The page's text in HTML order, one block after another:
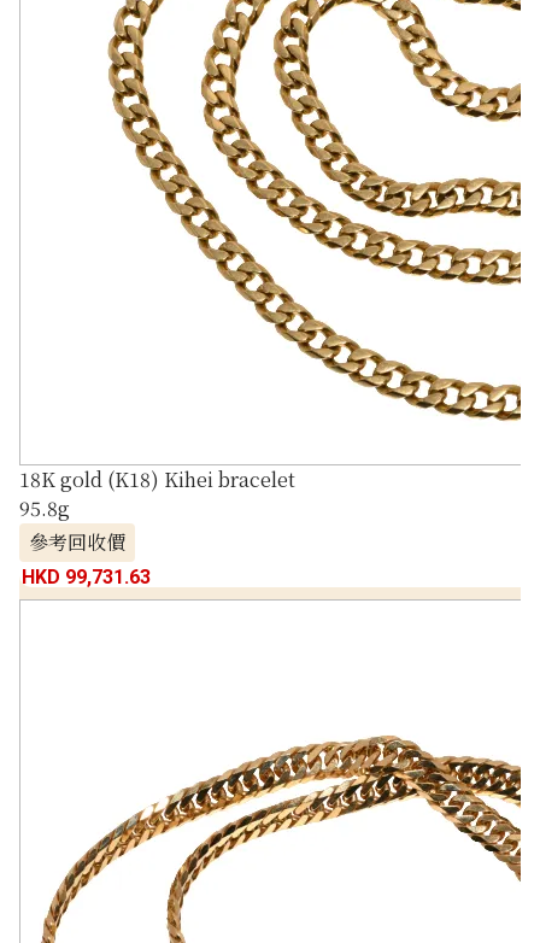
18K gold (K18) Kihei bracelet
95.8g
參考回收價
HKD 99,731.63